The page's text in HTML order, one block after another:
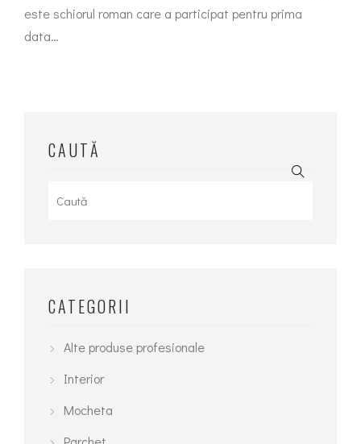
este schiorul roman care a participat pentru prima
data…
CAUTĂ
CATEGORII
Alte produse profesionale
Interior
Mocheta